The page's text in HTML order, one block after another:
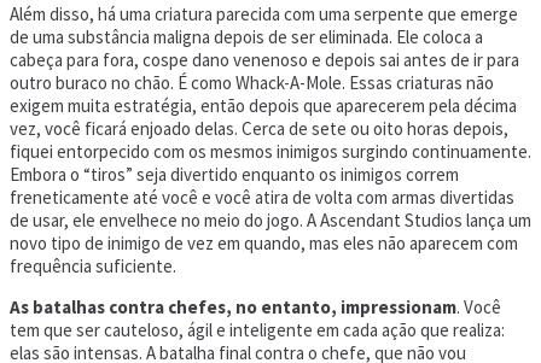
Além disso, há uma criatura parecida com uma serpente que emerge
de uma substância maligna depois de ser eliminada. Ele coloca a
cabeça para fora, cospe dano venenoso e depois sai antes de ir para
outro buraco no chão. É como Whack-A-Mole. Essas criaturas não
exigem muita estratégia, então depois que aparecerem pela décima
vez, você ficará enjoado delas. Cerca de sete ou oito horas depois,
fiquei entorpecido com os mesmos inimigos surgindo continuamente.
Embora o “tiros” seja divertido enquanto os inimigos correm
freneticamente até você e você atira de volta com armas divertidas
de usar, ele envelhece no meio do jogo. A Ascendant Studios lança um
novo tipo de inimigo de vez em quando, mas eles não aparecem com
frequência suficiente.
As batalhas contra chefes, no entanto, impressionam. Você
tem que ser cauteloso, ágil e inteligente em cada ação que realiza:
elas são intensas. A batalha final contra o chefe, que não vou